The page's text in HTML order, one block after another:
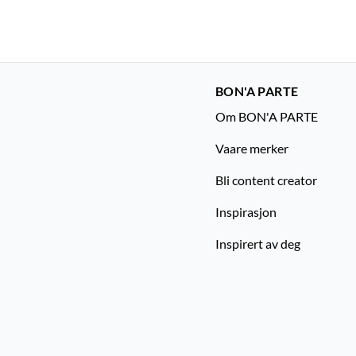
BON'A PARTE
Om BON'A PARTE
Vaare merker
Bli content creator
Inspirasjon
Inspirert av deg